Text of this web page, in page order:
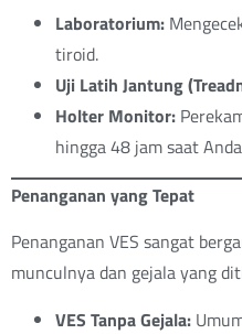
Laboratorium:
tiroid.
Uji Latih Jantung
Holter Monitor:
hingga 48 jam saat
Penanganan yang Tepat
Penanganan VES sangat
munculnya dan gejala yang
VES Tanpa Gejala: